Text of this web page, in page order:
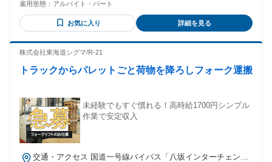
らゆっくり仕事を始めたい ・人と話すより作業に集中したい
・決まった手順で進める仕事が好き ・体を動かしながら働き
たい ・本業と両立できる仕事を探している
雇用形態： アルバイト・パート
お気に入り 詳細を見る
株式会社東海道シグマ/R-21
トラックからパレットごと荷物を降ろしフォーク運搬
未経験でもすぐ慣れる！高時給1700円シンプル
作業で安定収入
交通・アクセス 国道一号線バイパス「八坂インターチェン